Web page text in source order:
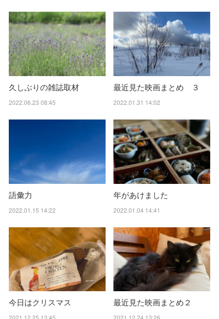
久しぶりの雑誌取材
2022.06.23 08:45
最近見た映画まとめ ３
2022.01.31 14:02
語彙力
2022.01.15 14:22
年があけました
2022.01.04 14:41
今日はクリスマス 最近見た映画まとめ２